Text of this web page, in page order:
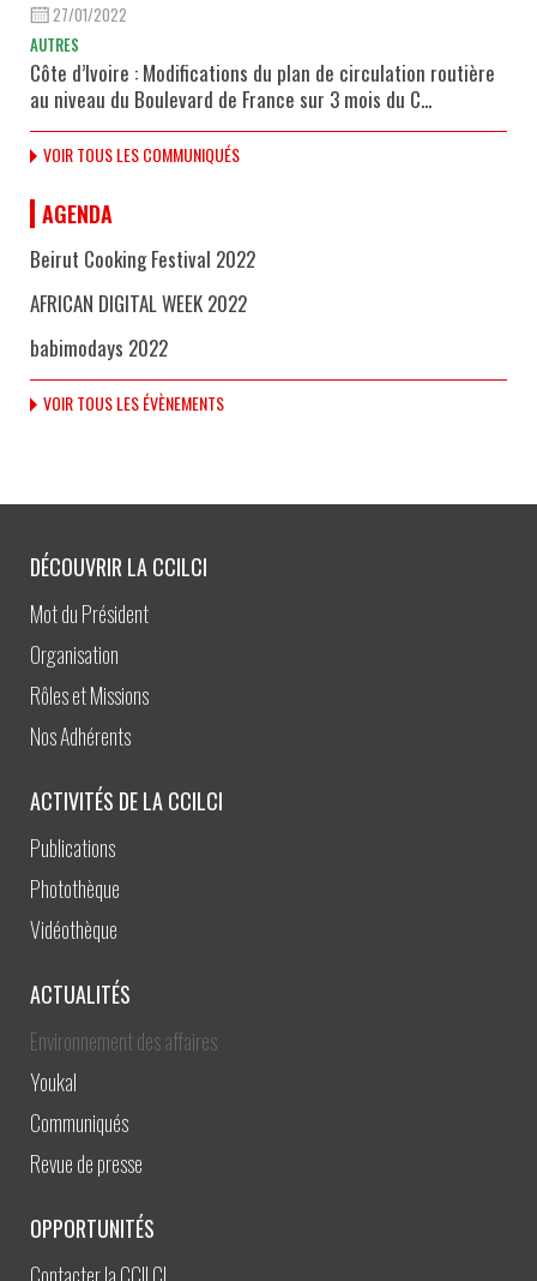
27/01/2022
AUTRES
Côte d’Ivoire : Modifications du plan de circulation routière
au niveau du Boulevard de France sur 3 mois du C...
VOIR TOUS LES COMMUNIQUÉS
AGENDA
Beirut Cooking Festival 2022
AFRICAN DIGITAL WEEK 2022
babimodays 2022
VOIR TOUS LES ÉVÈNEMENTS
DÉCOUVRIR LA CCILCI
Mot du Président
Organisation
Rôles et Missions
Nos Adhérents
ACTIVITÉS DE LA CCILCI
Publications
Photothèque
Vidéothèque
ACTUALITÉS
Environnement des affaires
Youkal
Communiqués
Revue de presse
OPPORTUNITÉS
Contacter la CCILCI